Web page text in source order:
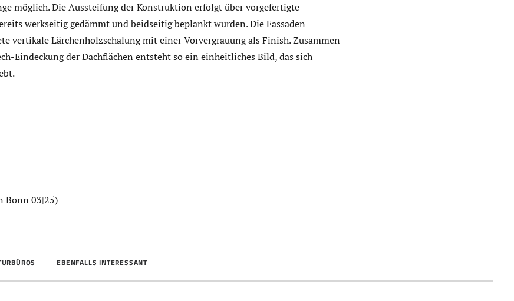
möglich. Die Aussteifung der Konstruktion erfolgt über vorgefertigte
werkseitig gedämmt und beid­seitig beplankt wurden. Die Fassaden
vertikale Lärchenholzschalung mit einer Vorvergrauung als Finish. Zusammen
Eindeckung der Dachflächen entsteht so ein einheitliches Bild, das sich
Bonn 03|25)
EBENFALLS INTERESSANT